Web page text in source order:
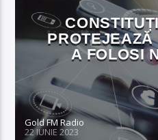
PROTEJEAZĂ
A FOLOSI
Gold FM Radio
22 IUNIE 2023